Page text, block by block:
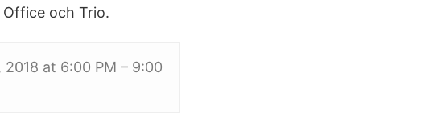
och Trio.
at 6:00 PM – 9:00